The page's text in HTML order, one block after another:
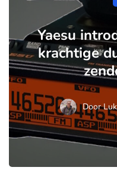
Yaesu
krachtige
Door